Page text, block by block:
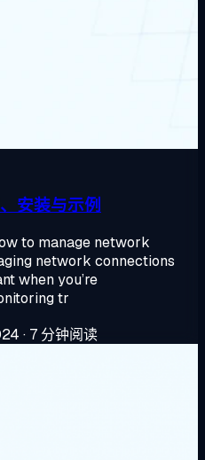
安装与示例
to manage network
network connections
when you’re
tr
· 7 分钟阅读